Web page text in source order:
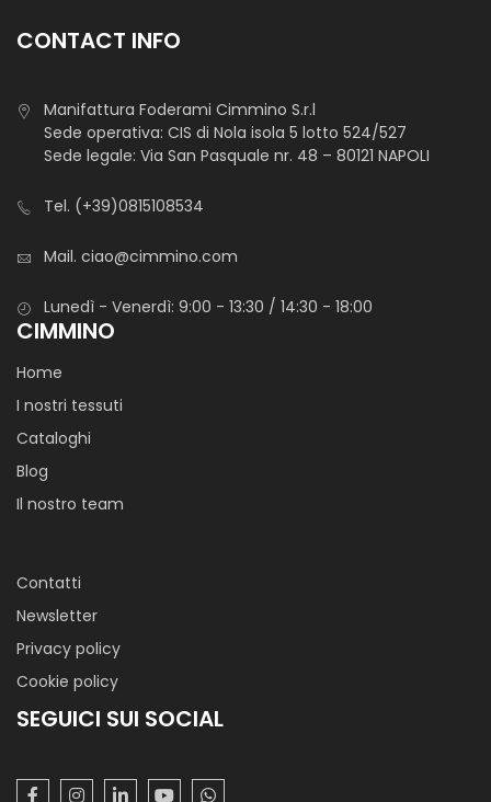
CONTACT INFO
Manifattura Foderami Cimmino S.r.l
Sede operativa: CIS di Nola isola 5 lotto 524/527
Sede legale: Via San Pasquale nr. 48 – 80121 NAPOLI
Tel. (+39)0815108534
Mail. ciao@cimmino.com
Lunedì - Venerdì: 9:00 - 13:30 / 14:30 - 18:00
CIMMINO
Home
I nostri tessuti
Cataloghi
Blog
Il nostro team
Contatti
Newsletter
Privacy policy
Cookie policy
SEGUICI SUI SOCIAL